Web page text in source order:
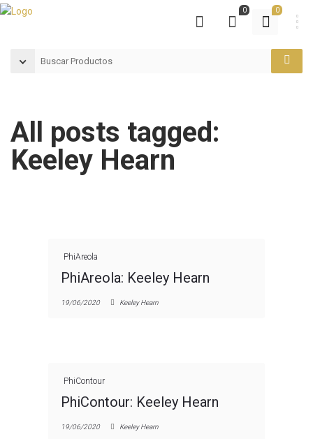
0
0
All posts tagged:
Keeley Hearn
PhiAreola
PhiAreola: Keeley Hearn
19/06/2020 Keeley Hearn
PhiContour
PhiContour: Keeley Hearn
19/06/2020 Keeley Hearn